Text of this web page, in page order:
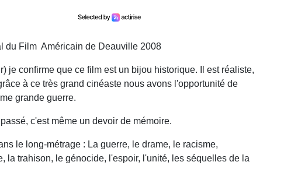
du Film Américain de Deauville 2008
je confirme que ce film est un bijou historique. Il est réaliste,
à ce très grand cinéaste nous avons l'opportunité de
grande guerre.
c'est même un devoir de mémoire.
le long-métrage : La guerre, le drame, le racisme,
la trahison, le génocide, l'espoir, l'unité, les séquelles de la